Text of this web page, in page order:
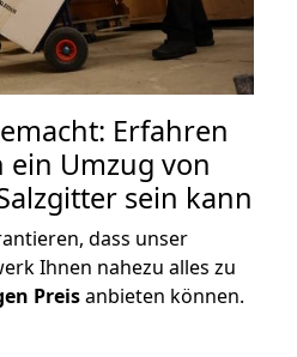
Erfahren
ein Umzug von
sein kann
dass unser
Ihnen nahezu alles zu
Preisanbieten können.